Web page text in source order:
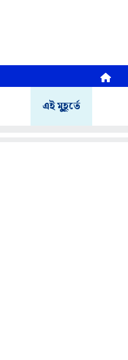
এই মুহূর্তে